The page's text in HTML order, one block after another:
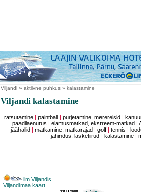
Viljandi » aktiivne puhkus » kalastamine
Viljandi kalastamine
ratsutamine| paintball purjetamine, merereisid
paadilaenutus
|elamusmatkad, ekstreem-matkad |
jäähallid
matkamine, matkarajad golf| tennis
jahindus, lasketiirud
kalastamine |
ilm Viljandis
Viljandimaa kaart